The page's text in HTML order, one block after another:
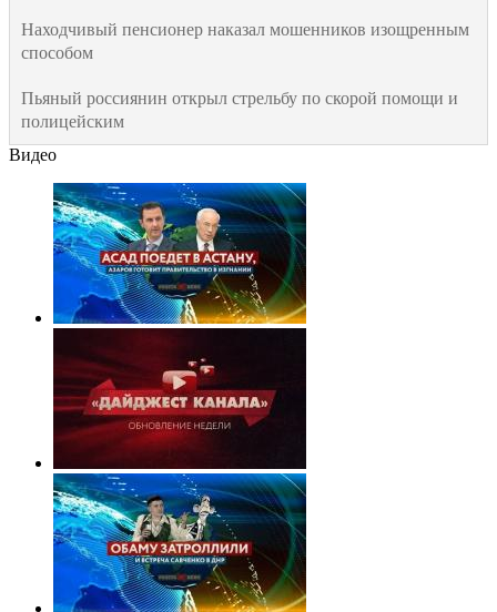
Находчивый пенсионер наказал мошенников изощренным
способом
Пьяный россиянин открыл стрельбу по скорой помощи и
полицейским
Видео